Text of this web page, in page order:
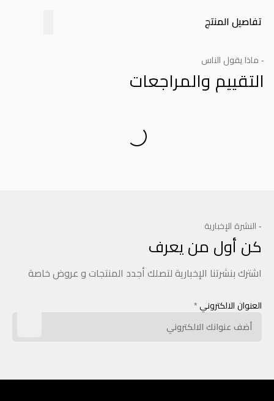
تفاصيل المنتج
- ماذا يقول الناس
التقييم والمراجعات
- النشرة الإخبارية
كن أول من يعرف
اشترك بنشرتنا الإخبارية لتصلك أجدد المنتجات و عروض خاصة
العنوان الالكتروني *